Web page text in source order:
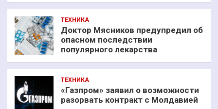
ТЕХНИКА
Доктор Мясников предупредил об
опасном последствии
популярного лекарства
ТЕХНИКА
«Газпром» заявил о возможности
разорвать контракт с Молдавией